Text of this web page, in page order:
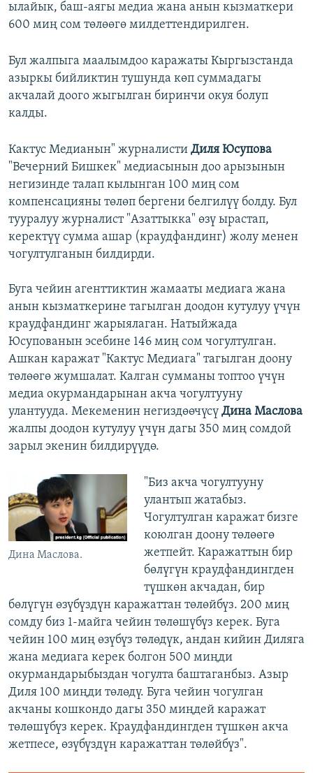
ылайык, баш-аягы медиа жана анын кызматкери
600 миң сом төлөөгө милдеттендирилген.
Бул жалпыга маалымдоо каражаты Кыргызстанда
азыркы бийликтин тушунда көп суммадагы
акчалай доого жыгылган биринчи окуя болуп
калды.
Кактус Медианын" журналисти Диля Юсупова
"Вечерний Бишкек" медиасынын доо арызынын
негизинде талап кылынган 100 миң сом
компенсацияны төлөп бергени белгилүү болду. Бул
тууралуу журналист "Азаттыкка" өзү ырастап,
керектүү сумма ашар (краудфандинг) жолу менен
чогултулганын билдирди.
Буга чейин агенттиктин жамааты медиага жана
анын кызматкерине тагылган доодон кутулуу үчүн
краудфандинг жарыялаган. Натыйжада
Юсупованын эсебине 146 миң сом чогултулган.
Ашкан каражат "Кактус Медиага" тагылган доону
төлөөгө жумшалат. Калган сумманы топтоо үчүн
медиа окурмандарынан акча чогултууну
улантууда. Мекеменин негиздөөчүсү Дина Маслова
жалпы доодон кутулуу үчүн дагы 350 миң сомдой
зарыл экенин билдирүүдө.
Дина Маслова.
"Биз акча чогултууну
улантып жатабыз.
Чогултулган каражат бизге
коюлган доону төлөөгө
жетпейт. Каражаттын бир
бөлүгүн краудфандингден
түшкөн акчадан, бир
бөлүгүн өзүбүздүн каражаттан төлөйбүз. 200 миң
сомду биз 1-майга чейин төлөшүбүз керек. Буга
чейин 100 миң өзүбүз төлөдүк, андан кийин Диляга
жана медиага керек болгон 500 миңди
окурмандарыбыздан чогулта баштаганбыз. Азыр
Диля 100 миңди төлөдү. Буга чейин чогулган
акчаны кошкондо дагы 350 миңдей каражат
төлөшүбүз керек. Краудфандингден түшкөн акча
жетпесе, өзүбүздүн каражаттан төлөйбүз".